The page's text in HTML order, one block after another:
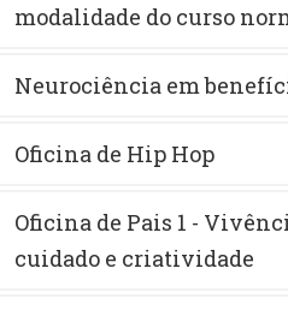
modalidade do curso
Neurociência em
Oficina de Hip Hop
Oficina de Pais 1 -
cuidado e criatividade